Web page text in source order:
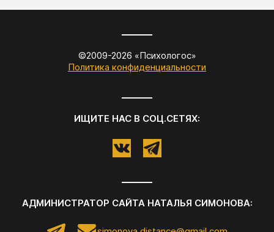
©2009-2026 «Психологос»
Политика конфиденциальности
ИЩИТЕ НАС В СОЦ.СЕТЯХ:
АДМИНИСТРАТОР САЙТА НАТАЛЬЯ СИМОНОВА: